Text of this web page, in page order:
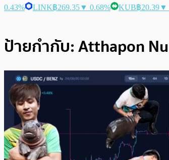
0.43%
LINK฿269.35▼ 0.68% KUB฿20.39▼
ป้ายกำกับ:Atthapon